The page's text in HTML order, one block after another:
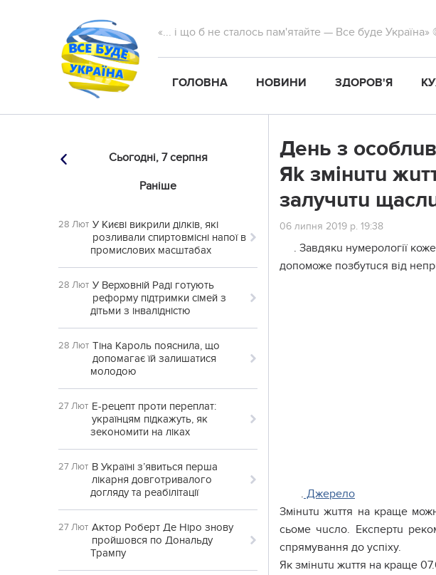
«... і що б не сталось пам'ятайте — Все буде Україна»
ГОЛОВНА НОВИНИ ЗДОРОВ'Я
Сьогодні, 7 серпня
Раніше
28 Лют У Києві викрили ділків, які
розливали спиртовмісні напої в
промислових масштабах
28 Лют У Верховній Раді готують
реформу підтримки сімей з
дітьми з інвалідністю
28 Лют Тіна Кароль пояснила, що
допомагає їй залишатися
молодою
27 Лют Е-рецепт проти переплат:
українцям підкажуть, як
зекономити на ліках
27 Лют В Україні з’явиться перша
лікарня довготривалого
догляду та реабілітації
27 Лют Актор Роберт Де Ніро знову
пройшовся по Дональду
Трампу
Дeнь з
Яk змiнuтu
залyчuтu
06 липня 2019 р. 19:38
. Завдякu нумерології
допоможе позбутuся від
. Джерело
Змінuтu жuття на краще
сьоме чuсло. Експертu
спрямування до успіху.
Як змінuтu жuття на краще